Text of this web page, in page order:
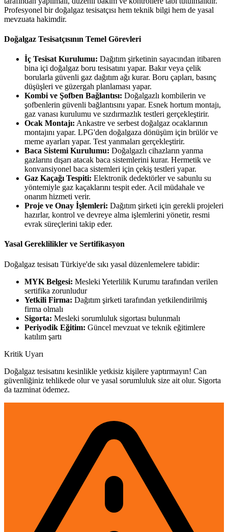
Profesyonel bir doğalgaz tesisatçısı hem teknik bilgi hem de yasal
mevzuata hakimdir.
Doğalgaz Tesisatçısının Temel Görevleri
İç Tesisat Kurulumu: Dağıtım şirketinin sayacından itibaren
bina içi doğalgaz boru tesisatını yapar. Bakır veya çelik
borularla güvenli gaz dağıtım ağı kurar. Boru çapları, basınç
düşüşleri ve güzergah planlaması yapar.
Kombi ve Şofben Bağlantısı: Doğalgazlı kombilerin ve
şofbenlerin güvenli bağlantısını yapar. Esnek hortum montajı,
gaz vanası kurulumu ve sızdırmazlık testleri gerçekleştirir.
Ocak Montajı: Ankastre ve serbest doğalgaz ocaklarının
montajını yapar. LPG'den doğalgaza dönüşüm için brülör ve
meme ayarları yapar. Test yanmaları gerçekleştirir.
Baca Sistemi Kurulumu: Doğalgazlı cihazların yanma
gazlarını dışarı atacak baca sistemlerini kurar. Hermetik ve
konvansiyonel baca sistemleri için çekiş testleri yapar.
Gaz Kaçağı Tespiti: Elektronik dedektörler ve sabunlu su
yöntemiyle gaz kaçaklarını tespit eder. Acil müdahale ve
onarım hizmeti verir.
Proje ve Onay İşlemleri: Dağıtım şirketi için gerekli projeleri
hazırlar, kontrol ve devreye alma işlemlerini yönetir, resmi
evrak süreçlerini takip eder.
Yasal Gereklilikler ve Sertifikasyon
Doğalgaz tesisatı Türkiye'de sıkı yasal düzenlemelere tabidir:
MYK Belgesi: Mesleki Yeterlilik Kurumu tarafından verilen
sertifika zorunludur
Yetkili Firma: Dağıtım şirketi tarafından yetkilendirilmiş
firma olmalı
Sigorta: Mesleki sorumluluk sigortası bulunmalı
Periyodik Eğitim: Güncel mevzuat ve teknik eğitimlere
katılım şartı
Kritik Uyarı
Doğalgaz tesisatını kesinlikle yetkisiz kişilere yaptırmayın! Can
güvenliğiniz tehlikede olur ve yasal sorumluluk size ait olur. Sigorta
da tazminat ödemez.